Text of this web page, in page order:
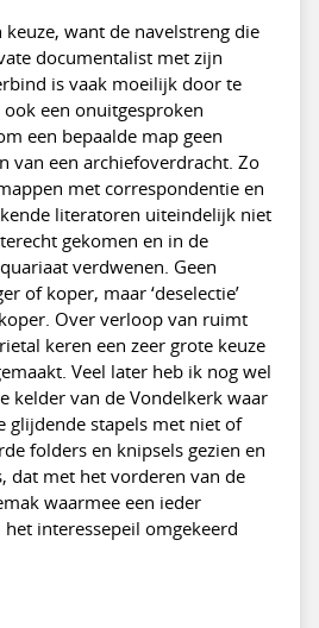
keuze, want de navelstreng die
documentalist met zijn
is vaak moeilijk door te
een onuitgesproken
een bepaalde map geen
van een archiefoverdracht. Zo
met correspondentie en
literatoren uiteindelijk niet
gekomen en in de
verdwenen. Geen
of koper, maar ‘deselectie’
Over verloop van ruimt
keren een zeer grote keuze
Veel later heb ik nog wel
kelder van de Vondelkerk waar
glijdende stapels met niet of
folders en knipsels gezien en
dat met het vorderen van de
waarmee een ieder
interessepeil omgekeerd